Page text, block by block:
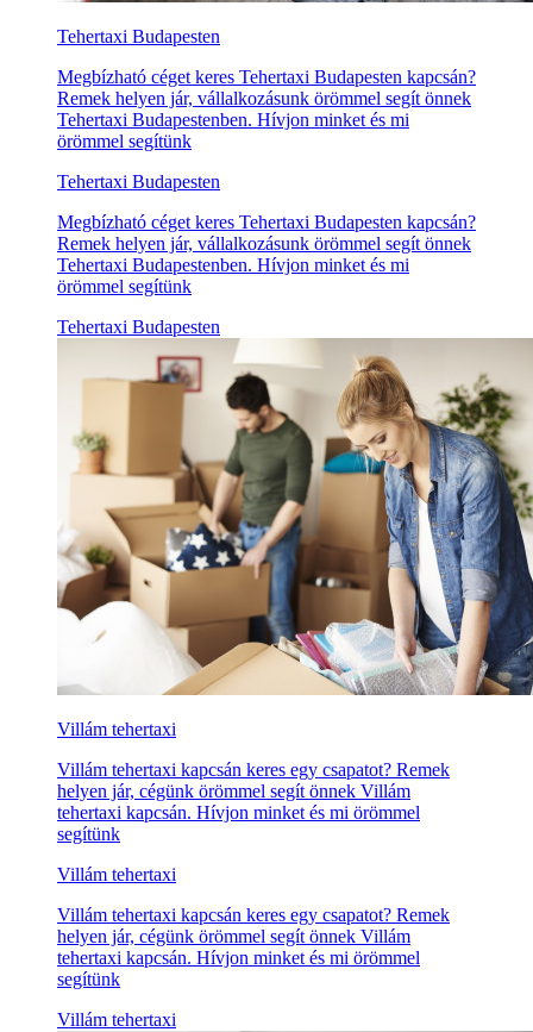
Tehertaxi Budapesten
Megbízható céget keres Tehertaxi Budapesten kapcsán?
Remek helyen jár, vállalkozásunk örömmel segít önnek
Tehertaxi Budapestenben. Hívjon minket és mi
örömmel segítünk
Tehertaxi Budapesten
Megbízható céget keres Tehertaxi Budapesten kapcsán?
Remek helyen jár, vállalkozásunk örömmel segít önnek
Tehertaxi Budapestenben. Hívjon minket és mi
örömmel segítünk
Tehertaxi Budapesten
Villám tehertaxi
Villám tehertaxi kapcsán keres egy csapatot? Remek
helyen jár, cégünk örömmel segít önnek Villám
tehertaxi kapcsán. Hívjon minket és mi örömmel
segítünk
Villám tehertaxi
Villám tehertaxi kapcsán keres egy csapatot? Remek
helyen jár, cégünk örömmel segít önnek Villám
tehertaxi kapcsán. Hívjon minket és mi örömmel
segítünk
Villám tehertaxi